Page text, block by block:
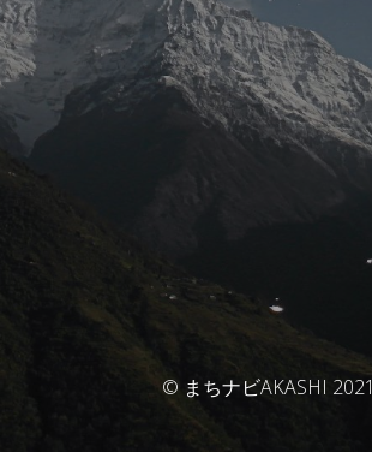
© まちナビAKASHI 2021